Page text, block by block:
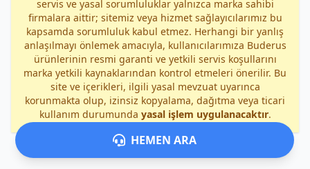
servis ve yasal sorumluluklar yalnızca marka sahibi
firmalara aittir; sitemiz veya hizmet sağlayıcılarımız bu
kapsamda sorumluluk kabul etmez. Herhangi bir yanlış
anlaşılmayı önlemek amacıyla, kullanıcılarımıza Buderus
ürünlerinin resmi garanti ve yetkili servis koşullarını
marka yetkili kaynaklarından kontrol etmeleri önerilir. Bu
site ve içerikleri, ilgili yasal mevzuat uyarınca
korunmakta olup, izinsiz kopyalama, dağıtma veya ticari
kullanım durumunda yasal işlem uygulanacaktır.
HEMEN ARA